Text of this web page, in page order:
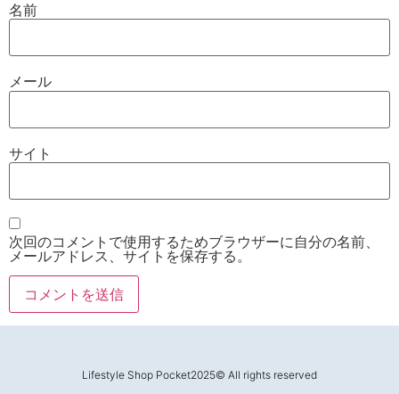
名前
メール
サイト
次回のコメントで使用するためブラウザーに自分の名前、
メールアドレス、サイトを保存する。
Lifestyle Shop Pocket2025© All rights reserved